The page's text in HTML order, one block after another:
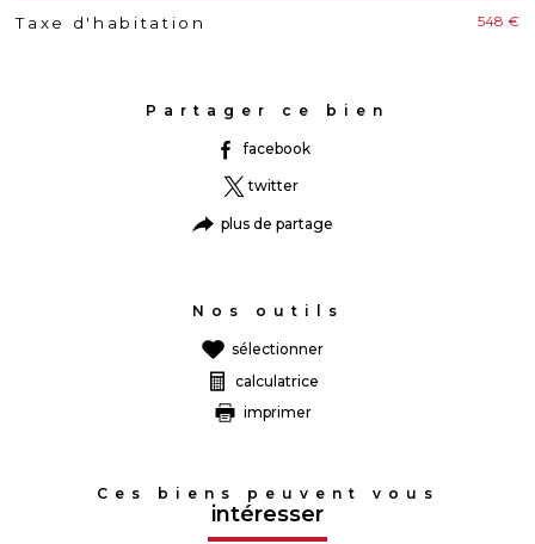
Taxe d'habitation 548 €
Partager ce bien
facebook
twitter
plus de partage
Nos outils
sélectionner
calculatrice
imprimer
Ces biens peuvent vous
intéresser